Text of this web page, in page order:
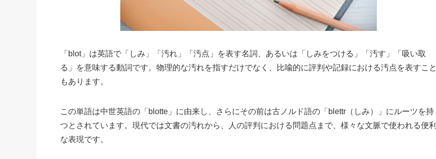
「blot」は英語で「しみ」「汚れ」「汚点」を表す名詞、あるいは「しみをつける」「汚す」「吸い取
る」を意味する動詞です。物理的な汚れを指すだけでなく、比喩的に評判や記録における汚点を表すこと
もあります。
この単語は中世英語の「blotte」に由来し、さらにその前は古ノルド語の「blettr（しみ）」にルーツを持
つとされています。現代では文書の汚れから、人の評判における問題点まで、様々な文脈で使われる便利
な表現です。